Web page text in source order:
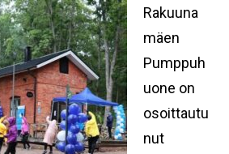
Rakuuna
mäen
Pumppuh
uone on
osoittautu
nut